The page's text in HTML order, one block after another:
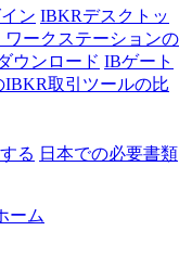
ン IBKRデスクトッ
ワークステーションの
ウンロード IBゲート
IBKR取引ツールの比
る 日本での必要書類
ーム